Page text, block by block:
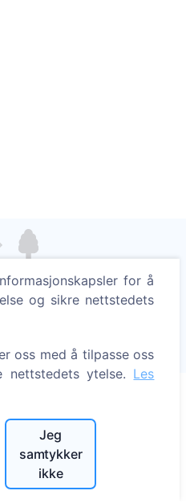
lys - plant et tre!
mer
1389
spørsmål
for å
og sikre nettstedets
oss med å tilpasse oss
nettstedets ytelse. Les
Jeg
samtykker
ikke